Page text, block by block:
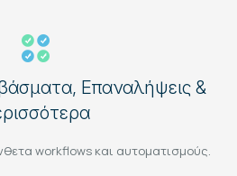
Επαναλήψεις &
workflows και αυτοματισμούς.